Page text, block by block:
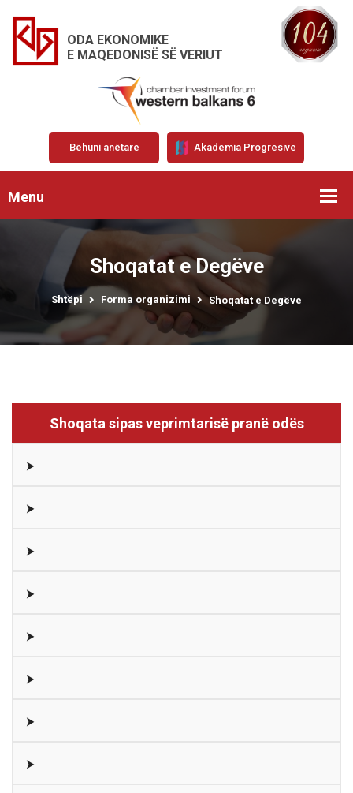
ODA EKONOMIKE
E MAQEDONISË SË VERIUT
Bëhuni anëtare Akademia Progresive
Menu
Shoqatat e Degëve
Shtëpi Forma organizimi Shoqatat e Degëve
Shoqata sipas veprimtarisë pranë odës
⮞
⮞
⮞
⮞
⮞
⮞
⮞
⮞